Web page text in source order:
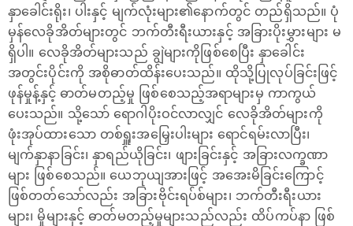
နှာခေါင်းရိုး၊ ပါးနှင့် မျက်လုံးများ၏နောက်တွင် တည်ရှိသည်။ ပုံ
မှန်လေခိုအိတ်များတွင် ဘက်တီးရီးယားနှင့် အခြားပိုးမွှားများ မ
ရှိပါ။ လေခိုအိတ်များသည် ချွဲများကိုဖြစ်စေပြီး နှာခေါင်း
အတွင်းပိုင်းကို အစိုဓာတ်ထိန်းပေးသည်။ ထိုသို့ပြုလုပ်ခြင်းဖြင့်
ဖုန်မှုန့်နှင့် ဓာတ်မတည့်မှု ဖြစ်စေသည့်အရာများမှ ကာကွယ်
ပေးသည်။ သို့သော် ရောဂါပိုးဝင်လာလျှင် လေခိုအိတ်များကို
ဖုံးအုပ်ထားသော တစ်ရှူးအမြှေးပါးများ ရောင်ရမ်းလာပြီး၊
မျက်နှာနာခြင်း၊ နှာရည်ယိုခြင်း၊ ဖျားခြင်းနှင့် အခြားလက္ခဏာ
များ ဖြစ်စေသည်။ ယေဘုယျအားဖြင့် အအေးမိခြင်းကြောင့်
ဖြစ်တတ်သော်လည်း အခြားဗိုင်းရပ်စ်များ၊ ဘက်တီးရီးယား
များ၊ မှိုများနှင့် ဓာတ်မတည့်မှုများသည်လည်း ထိပ်ကပ်နာ ဖြစ်